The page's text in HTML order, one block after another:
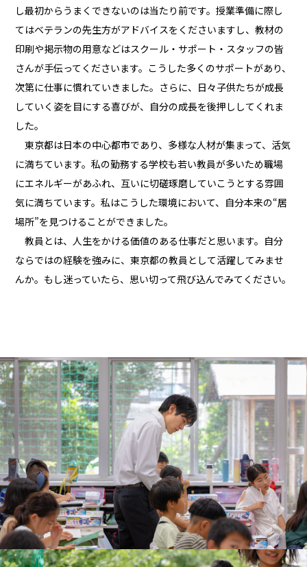
し最初からうまくできないのは当たり前です。授業準備に際し
てはベテランの先生方がアドバイスをくださいますし、教材の
印刷や掲示物の用意などはスクール・サポート・スタッフの皆
さんが手伝ってくださいます。こうした多くのサポートがあり、
次第に仕事に慣れていきました。さらに、日々子供たちが成長
していく姿を目にする喜びが、自分の成長を後押ししてくれま
した。
東京都は日本の中心都市であり、多様な人材が集まって、活気
に満ちています。私の勤務する学校も若い教員が多いため職場
にエネルギーがあふれ、互いに切磋琢磨していこうとする雰囲
気に満ちています。私はこうした環境において、自分本来の“居
場所”を見つけることができました。
教員とは、人生をかける価値のある仕事だと思います。自分
ならではの経験を強みに、東京都の教員として活躍してみませ
んか。もし迷っていたら、思い切って飛び込んでみてください。